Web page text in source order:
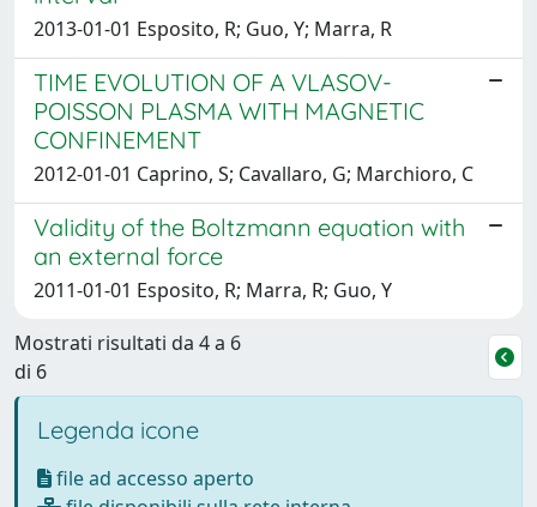
2013-01-01 Esposito, R; Guo, Y; Marra, R
TIME EVOLUTION OF A VLASOV-
POISSON PLASMA WITH MAGNETIC
CONFINEMENT
2012-01-01 Caprino, S; Cavallaro, G; Marchioro, C
Validity of the Boltzmann equation with
an external force
2011-01-01 Esposito, R; Marra, R; Guo, Y
Mostrati risultati da 4 a 6
di 6
Legenda icone
file ad accesso aperto